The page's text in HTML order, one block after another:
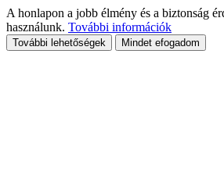
A honlapon a jobb élmény és a biztonság
használunk. További információk
További lehetőségek Mindet efogadom